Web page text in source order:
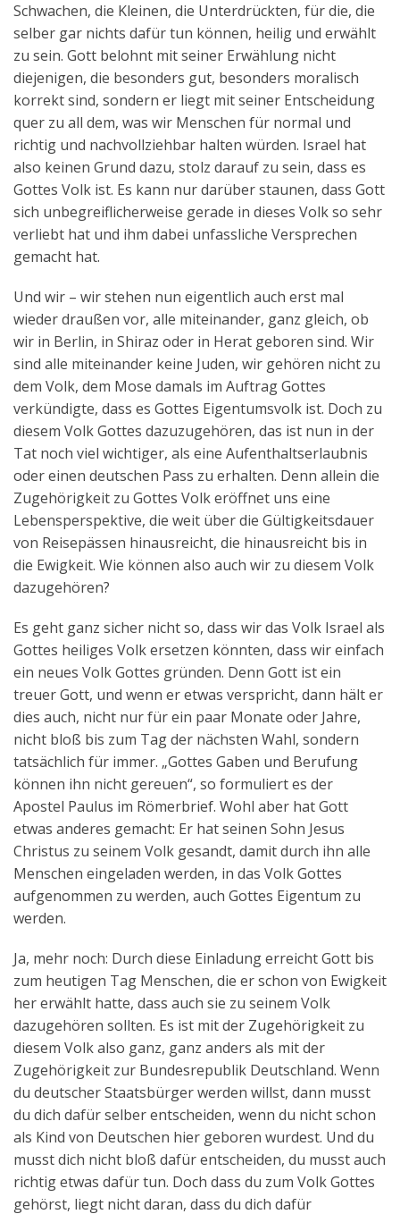
Schwachen, die Kleinen, die Unterdrückten, für die, die
selber gar nichts dafür tun können, heilig und erwählt
zu sein. Gott belohnt mit seiner Erwählung nicht
diejenigen, die besonders gut, besonders moralisch
korrekt sind, sondern er liegt mit seiner Entscheidung
quer zu all dem, was wir Menschen für normal und
richtig und nachvollziehbar halten würden. Israel hat
also keinen Grund dazu, stolz darauf zu sein, dass es
Gottes Volk ist. Es kann nur darüber staunen, dass Gott
sich unbegreiflicherweise gerade in dieses Volk so sehr
verliebt hat und ihm dabei unfassliche Versprechen
gemacht hat.
Und wir – wir stehen nun eigentlich auch erst mal
wieder draußen vor, alle miteinander, ganz gleich, ob
wir in Berlin, in Shiraz oder in Herat geboren sind. Wir
sind alle miteinander keine Juden, wir gehören nicht zu
dem Volk, dem Mose damals im Auftrag Gottes
verkündigte, dass es Gottes Eigentumsvolk ist. Doch zu
diesem Volk Gottes dazuzugehören, das ist nun in der
Tat noch viel wichtiger, als eine Aufenthaltserlaubnis
oder einen deutschen Pass zu erhalten. Denn allein die
Zugehörigkeit zu Gottes Volk eröffnet uns eine
Lebensperspektive, die weit über die Gültigkeitsdauer
von Reisepässen hinausreicht, die hinausreicht bis in
die Ewigkeit. Wie können also auch wir zu diesem Volk
dazugehören?
Es geht ganz sicher nicht so, dass wir das Volk Israel als
Gottes heiliges Volk ersetzen könnten, dass wir einfach
ein neues Volk Gottes gründen. Denn Gott ist ein
treuer Gott, und wenn er etwas verspricht, dann hält er
dies auch, nicht nur für ein paar Monate oder Jahre,
nicht bloß bis zum Tag der nächsten Wahl, sondern
tatsächlich für immer. „Gottes Gaben und Berufung
können ihn nicht gereuen“, so formuliert es der
Apostel Paulus im Römerbrief. Wohl aber hat Gott
etwas anderes gemacht: Er hat seinen Sohn Jesus
Christus zu seinem Volk gesandt, damit durch ihn alle
Menschen eingeladen werden, in das Volk Gottes
aufgenommen zu werden, auch Gottes Eigentum zu
werden.
Ja, mehr noch: Durch diese Einladung erreicht Gott bis
zum heutigen Tag Menschen, die er schon von Ewigkeit
her erwählt hatte, dass auch sie zu seinem Volk
dazugehören sollten. Es ist mit der Zugehörigkeit zu
diesem Volk also ganz, ganz anders als mit der
Zugehörigkeit zur Bundesrepublik Deutschland. Wenn
du deutscher Staatsbürger werden willst, dann musst
du dich dafür selber entscheiden, wenn du nicht schon
als Kind von Deutschen hier geboren wurdest. Und du
musst dich nicht bloß dafür entscheiden, du musst auch
richtig etwas dafür tun. Doch dass du zum Volk Gottes
gehörst, liegt nicht daran, dass du dich dafür